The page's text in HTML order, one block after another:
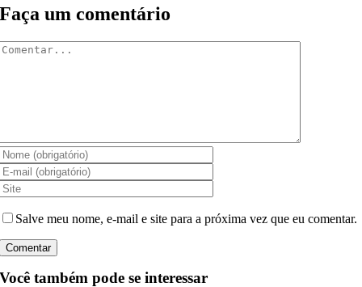
Faça um comentário
Salve meu nome, e-mail e site para a próxima vez que eu comentar.
Você também pode se interessar